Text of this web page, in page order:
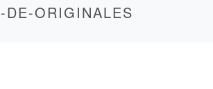
DE-ORIGINALES